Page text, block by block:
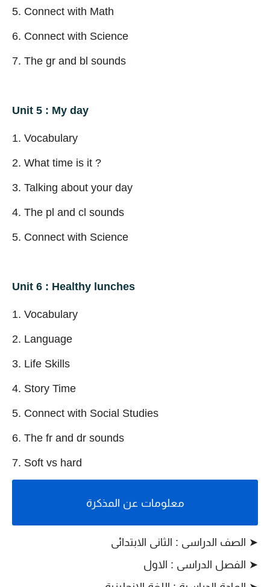
Connect with Math
Connect with Science
The gr and bl sounds
Unit 5 : My day
Vocabulary
What time is it ?
Talking about your day
The pl and cl sounds
Connect with Science
Unit 6 : Healthy lunches
Vocabulary
Language
Life Skills
Story Time
Connect with Social Studies
The fr and dr sounds
Soft vs hard
معلومات عن المذكرة
➤ الصف الدراسى : الثانى الابتدائى
➤ الفصل الدراسى : الاول